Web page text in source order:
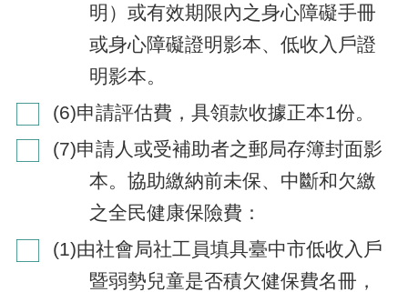
明）或有效期限內之身心障礙手冊
或身心障礙證明影本、低收入戶證
明影本。
(6)申請評估費，具領款收據正本1份。
(7)申請人或受補助者之郵局存簿封面影
本。 協助繳納前未保、中斷和欠繳
之全民健康保險費：
(1)由社會局社工員填具臺中市低收入戶
暨弱勢兒童是否積欠健保費名冊，